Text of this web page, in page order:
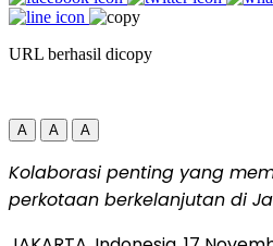
URL berhasil dicopy
A A A
Kolaborasi penting yang
perkotaan berkelanjutan di